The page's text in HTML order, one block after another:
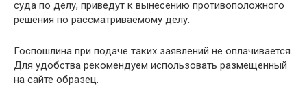
суда по делу, приведут к вынесению противоположного
решения по рассматриваемому делу.
Госпошлина при подаче таких заявлений не оплачивается.
Для удобства рекомендуем использовать размещенный
на сайте образец.